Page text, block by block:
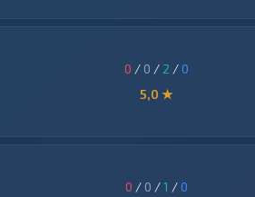
0 / 0 / 2 /0
5,0 ★
0 / 0 /1 /0